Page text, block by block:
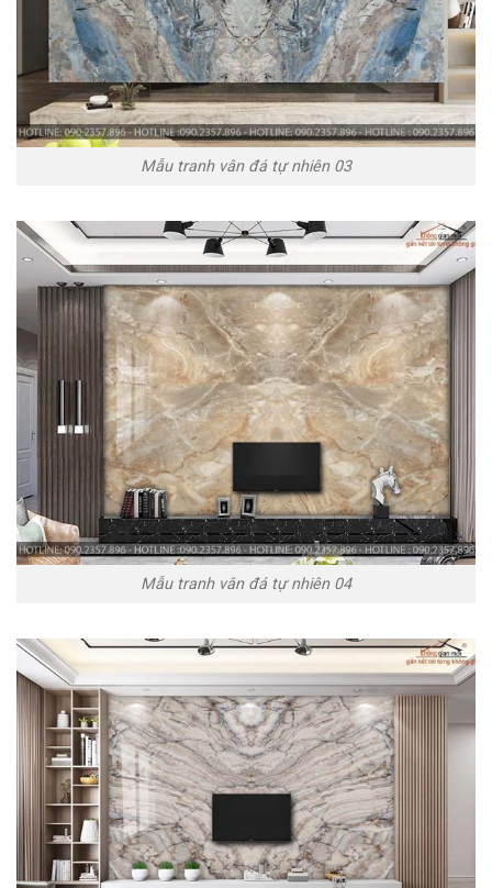
Mẫu tranh vân đá tự nhiên 03
Mẫu tranh vân đá tự nhiên 04